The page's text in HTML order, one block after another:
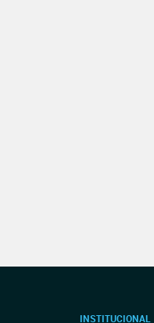
INSTITUCIONAL